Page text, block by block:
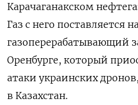
Карачаганакском
Газ с него поставляется
газоперерабатывающий
Оренбурге, который
атаки украинских
в Казахстан.